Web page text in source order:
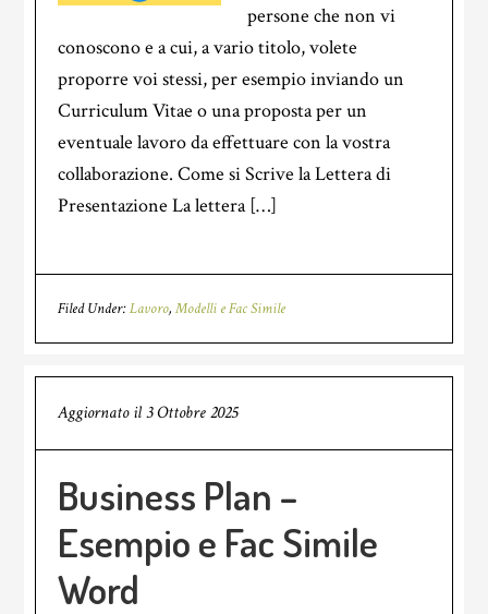
persone che non vi
conoscono e a cui, a vario titolo, volete
proporre voi stessi, per esempio inviando un
Curriculum Vitae o una proposta per un
eventuale lavoro da effettuare con la vostra
collaborazione. Come si Scrive la Lettera di
Presentazione La lettera […]
Filed Under:Lavoro,Modelli e Fac Simile
Aggiornato il3 Ottobre 2025
Business Plan –
Esempio e Fac Simile
Word